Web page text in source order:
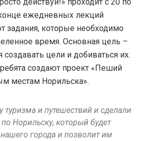
ежедневных лекций
которые необходимо
время. Основная цель –
создавать цели и добиваться их.
создают проект «Пеший
местам Норильска».
и путешествий и сделали
Норильску, который будет
города и позволит им